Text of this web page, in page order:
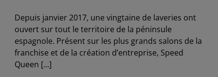
Depuis janvier 2017, une vingtaine de laveries ont
ouvert sur tout le territoire de la péninsule
espagnole. Présent sur les plus grands salons de la
franchise et de la création d’entreprise, Speed
Queen [...]